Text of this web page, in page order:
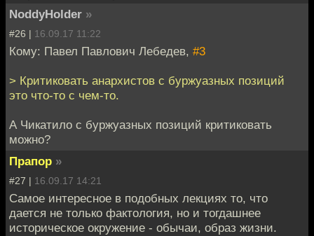
NoddyHolder »
#26 | 16.09.17 11:22
Кому: Павел Павлович Лебедев, #3
> Критиковать анархистов с буржуазных позиций
это что-то с чем-то.
А Чикатило с буржуазных позиций критиковать
можно?
Прапор »
#27 | 16.09.17 14:21
Самое интересное в подобных лекциях то, что
дается не только фактология, но и тогдашнее
историческое окружение - обычаи, образ жизни.